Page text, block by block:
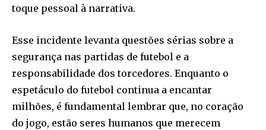
toque pessoal à narrativa.
Esse incidente levanta questões sérias sobre a
segurança nas partidas de futebol e a
responsabilidade dos torcedores. Enquanto o
espetáculo do futebol continua a encantar
milhões, é fundamental lembrar que, no coração
do jogo, estão seres humanos que merecem